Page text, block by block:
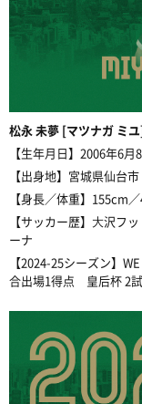
松永 未夢 [マツナガ ミ
【生年月日】2006年6月
【出身地】宮城県仙台市
【身長／体重】155cm
【サッカー歴】⼤沢フ
ーナ
【2024-25シーズン】
合出場1得点 皇后杯 2